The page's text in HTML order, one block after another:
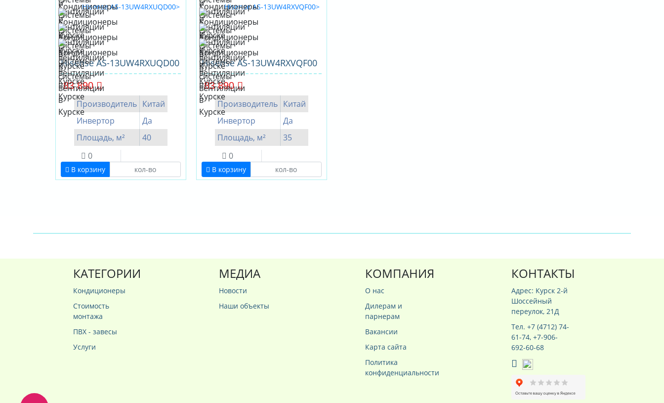
Hisense AS-13UW4RXUQD00
83 890
Производитель Китай
Инвертор
Да
Площадь, м²
40
0
В корзину
Hisense AS-13UW4RXVQF00
83 890
Производитель Китай
Инвертор
Да
Площадь, м²
35
0
В корзину
КАТЕГОРИИ
Кондиционеры
Стоимость
монтажа
ПВХ - завесы
Услуги
МЕДИА
Новости
Наши объекты
КОМПАНИЯ
О нас
Дилерам и
парнерам
Вакансии
Карта сайта
Политика
конфиденциальности
КОНТАКТЫ
Адрес: Курск 2-й
Шоссейный
переулок, 21Д
Тел. +7 (4712) 74-
61-74, +7-906-
692-60-68